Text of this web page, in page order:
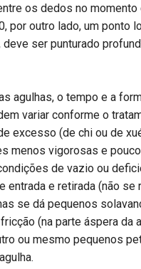
os dedos no momento
por outro lado, um ponto
deve ser punturado
agulhas, o tempo e a
variar conforme o
excesso (de chi ou de
menos vigorosas e
de vazio ou
entrada e retirada (não se
se dá pequenos
(na parte áspera da
ou mesmo pequenos